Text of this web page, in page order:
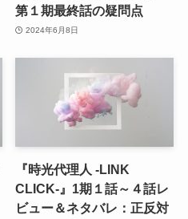
第１期最終話の疑問点
2024年6月8日
『時光代理人 -LINK
CLICK-』1期１話～４話レ
ビュー＆ネタバレ：正反対